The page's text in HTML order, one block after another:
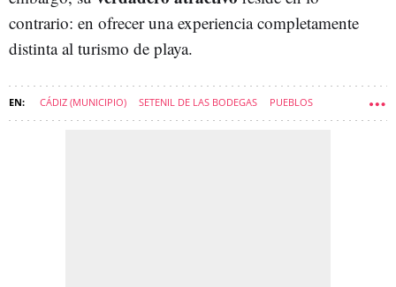
contrario: en ofrecer una experiencia completamente
distinta al turismo de playa.
CÁDIZ (MUNICIPIO) SETENIL DE LAS BODEGAS PUEBLOS